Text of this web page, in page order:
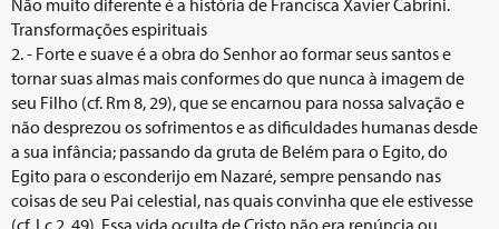
Transformações espirituais
2. - Forte e suave é a obra do Senhor ao formar seus santos e
tornar suas almas mais conformes do que nunca à imagem de
seu Filho (cf. Rm 8, 29), que se encarnou para nossa salvação e
não desprezou os sofrimentos e as dificuldades humanas desde
a sua infância; passando da gruta de Belém para o Egito, do
Egito para o esconderijo em Nazaré, sempre pensando nas
coisas de seu Pai celestial, nas quais convinha que ele estivesse
(cf. Lc 2, 49). Essa vida oculta de Cristo não era renúncia ou